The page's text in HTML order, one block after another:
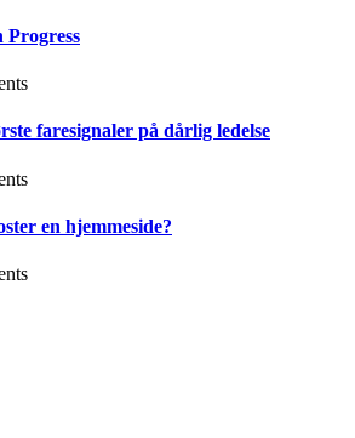
Progress
faresignaler på dårlig ledelse
en hjemmeside?